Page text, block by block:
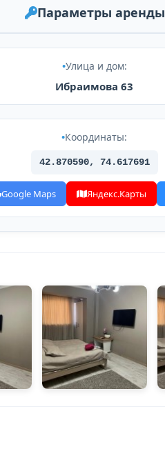
Параметры аренды
Улица и дом:
Ибраимова 63
Координаты:
42.870590, 74.617691
Google Maps Яндекс.Карты